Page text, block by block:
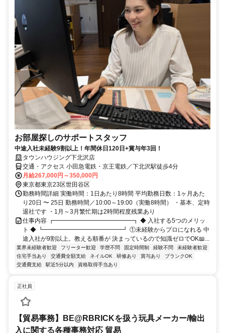
お部屋探しのサポートスタッフ
中途入社未経験9割以上！年間休日120日+賞与年3回！
タウンハウジング下北沢店
交通・アクセス 小田急電鉄・京王電鉄／下北沢駅徒歩4分
月給267,000円～350,000円
東京都東京23区世田谷区
勤務時間詳細 実働時間：1日あたり8時間 平均勤務日数：1ヶ月あた
り20日 〜 25日 勤務時間／10:00～19:00（実働8時間） ・基本、定時
退社です ・1月～3月繁忙期は2時間程度残業あり
仕事内容 ┏━━━━━━━━━━━━━┓ ◆ 入社する5つのメリッ
ト ◆ ┗━━━━━━━━━━━━━┛ ①未経験からプロになれる 中
途入社が9割以上。教える順番が 決まっているので知識ゼロでOK📖...
業界未経験者歓迎 フリーター歓迎 学歴不問 固定時間制 経験不問
未経験者歓迎
住宅手当あり
交通費全額支給 ネイルOK 研修あり 賞与あり
ブランクOK
交通費支給
駅近5分以内 資格取得手当あり
正社員
【貿易事務】BE@RBRICKを扱う玩具メーカー/輸出
入に関する各種事務対応 貿易